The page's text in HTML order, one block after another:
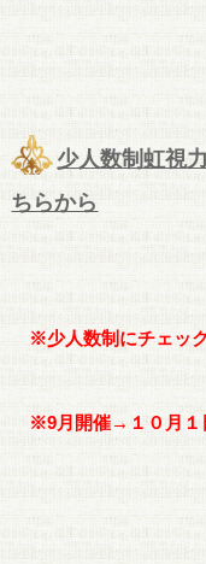
少人数制虹視力メソッドの詳細フォームはこ
ちらから
※少人数制にチェッ
※9月開催→１０月１